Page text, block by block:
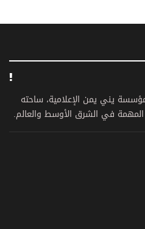
يني يمن الإعلامية، ساحته
المهمة في الشرق الأوسط والعالم.